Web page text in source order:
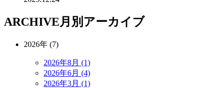
ARCHIVE月別アーカイブ
2026年 (7)
2026年8月 (1)
2026年6月 (4)
2026年3月 (1)